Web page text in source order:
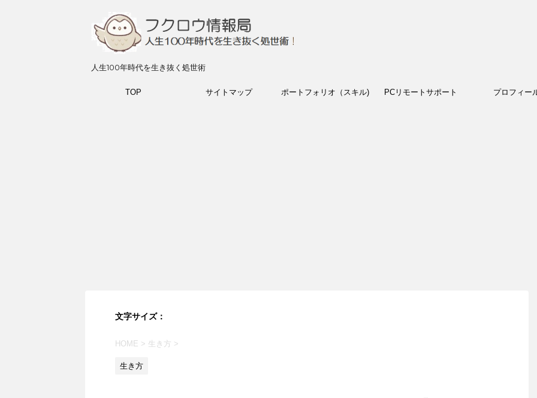
人生100年時代を生き抜く処世術
TOP サイトマップ ポートフォリオ（スキル) PCリモートサポート プロフィー
文字サイズ：
HOME > 生き方 >
生き方